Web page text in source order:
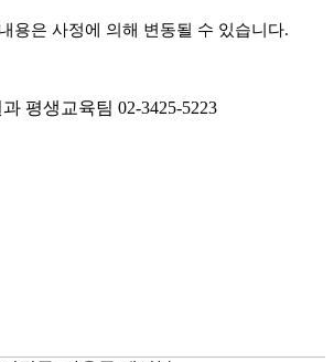
용은 사정에 의해 변동될 수 있습니다.
평생교육팀 02-3425-5223